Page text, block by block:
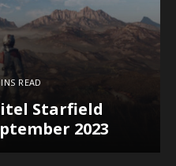
READ
Starfield
2023